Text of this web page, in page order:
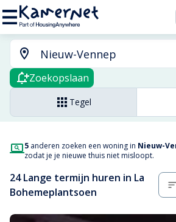
Zoekopslaan
Tegel
5 anderen zoeken een woning in Nieuw-
zodat je je nieuwe thuis niet misloopt.
24 Lange termijn huren in La
Bohemeplantsoen